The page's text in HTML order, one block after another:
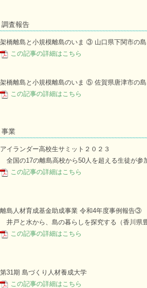
調査報告
架橋離島と小規模離島のいま ③ 山口県下関市の島
この記事の詳細はこちら
架橋離島と小規模離島のいま ⑤ 佐賀県唐津市の島
この記事の詳細はこちら
事業
アイランダー高校生サミット２０２３
全国の17の離島高校から50人を超える生徒が参
この記事の詳細はこちら
離島人材育成基金助成事業 令和4年度事例報告③
井戸と水から、島の暮らしを探究する（香川県豊
この記事の詳細はこちら
第31期 島づくり人材養成大学
この記事の詳細はこちら